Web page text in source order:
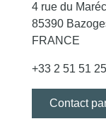
4 rue du
85390
FRANCE
+33 2 51 51
Contact